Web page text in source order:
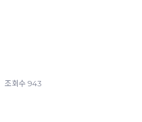
조회수 943